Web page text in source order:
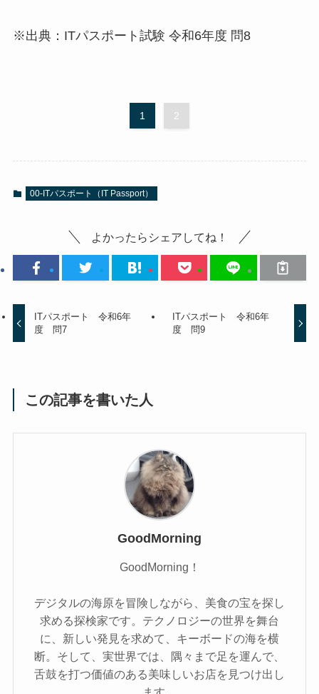
※出典：ITパスポート試験 令和6年度 問8
1 2
00-ITパスポート（IT Passport）
よかったらシェアしてね！
ITパスポート 令和6年
度 問7
ITパスポート 令和6年
度 問9
この記事を書いた人
GoodMorning
GoodMorning！
デジタルの海原を冒険しながら、美食の宝を探し
求める探検家です。テクノロジーの世界を舞台
に、新しい発見を求めて、キーボードの海を横
断。そして、実世界では、隅々まで足を運んで、
舌鼓を打つ価値のある美味しいお店を見つけ出し